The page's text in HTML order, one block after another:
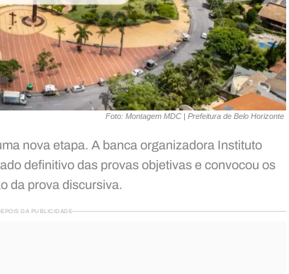
Foto: Montagem MDC | Prefeitura de Belo Horizonte
nova etapa. A banca organizadora Instituto
definitivo das provas objetivas e convocou os
da prova discursiva.
DA PUBLICIDADE